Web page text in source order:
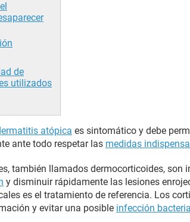
de
utilizados
atópica es sintomático y debe
ante todo respetar las medidas
también llamados dermocorticoides, son
y disminuir rápidamente las lesiones
es el tratamiento de referencia. Los
y evitar una posible infección